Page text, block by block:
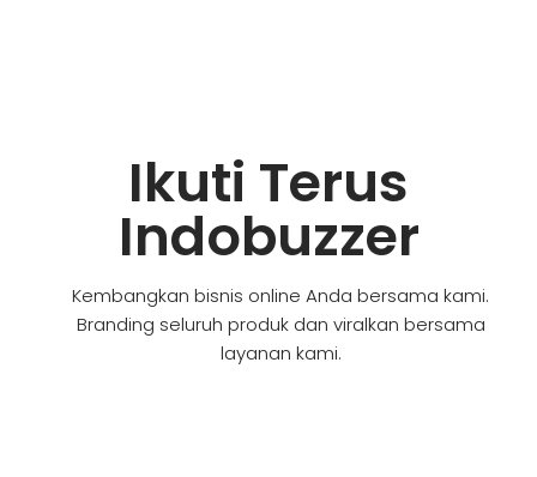
Ikuti Terus
Indobuzzer
Kembangkan bisnis online Anda bersama kami.
Branding seluruh produk dan viralkan bersama
layanan kami.